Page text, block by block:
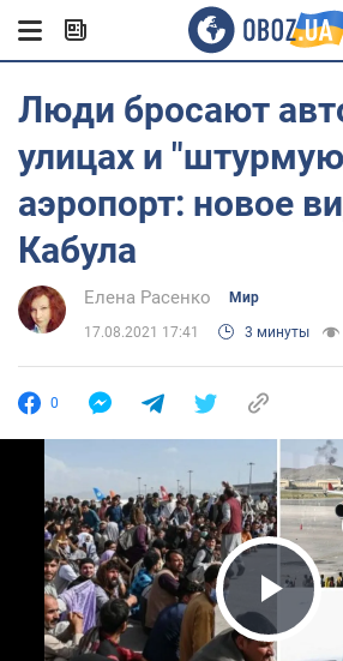
Люди бросают
улицах и
аэропорт: новое
Кабула
Елена Расенко Мир
17.08.2021 17:41 3 минуты
0
Play